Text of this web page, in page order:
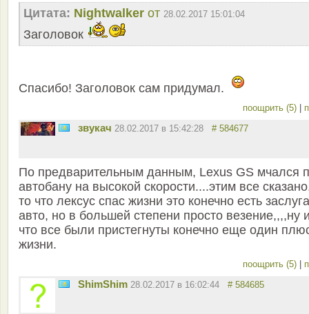
Цитата: Nightwalker от 28.02.2017 15:01:04
Заголовок
Спасибо! Заголовок сам придумал.
поощрить (5)
звукач 28.02.2017 в 15:42:28 # 584677
По предварительным данным, Lexus GS мчался
автобану на высокой скорости....этим все
то что лексус спас жизни это конечно есть
авто, но в большей степени просто везение,,,,ну
что все были пристегнуты конечно еще один
жизни.
поощрить (5)
ShimShim 28.02.2017 в 16:02:44 # 584685